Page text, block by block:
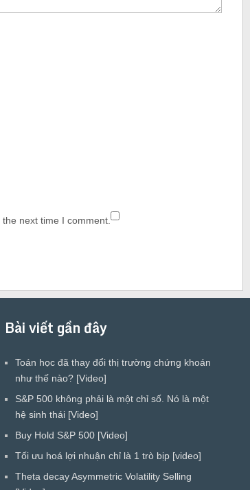
next time I comment.
Bài viết gần đây
Toán học đã thay đổi thị trường chứng khoán
như thế nào? [Video]
S&P 500 không phải là một chỉ số. Nó là một
hệ sinh thái [Video]
Buy Hold S&P 500 [Video]
Tối ưu hoá lợi nhuận chỉ là 1 trò bịp [video]
Theta decay Asymmetric Volatility Selling